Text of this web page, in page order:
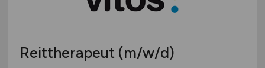
Reittherapeut (m/w/d)